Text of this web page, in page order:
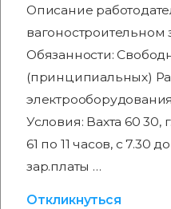
Описание
вагоностроительном
Обязанности:
(принципиальных)
Условия: Вахта 60 30,
61 по 11 часов, с 7.30
зар.платы …
Откликнуться